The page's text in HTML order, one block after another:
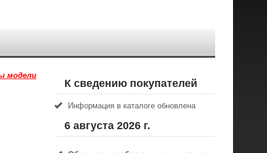
модели
К сведению покупателей
Информация в каталоге обновлена
6 августа 2026 г.